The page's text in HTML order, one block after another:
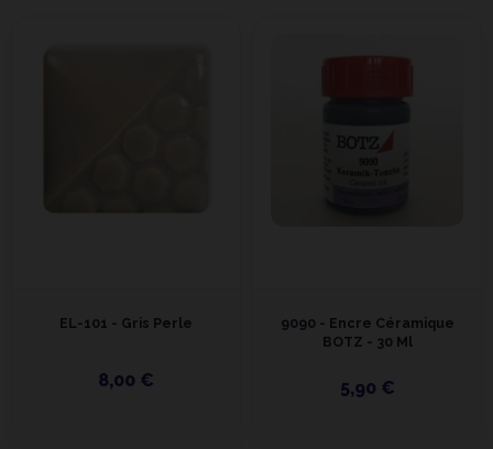
EL-101 - Gris Perle
8,00 €
9090 - Encre Céramique
BOTZ - 30 Ml
5,90 €